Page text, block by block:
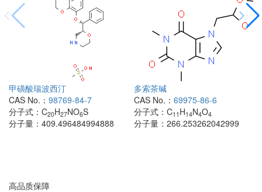
甲磺酸瑞波西汀
CAS No.： 98769-84-7
分子式： C20H27NO6S
分子量： 409.496484994888
多索茶碱
CAS No.： 69975-86-6
分子式： C11 H14N4O4
分子量： 266.253262042999
高品质保障